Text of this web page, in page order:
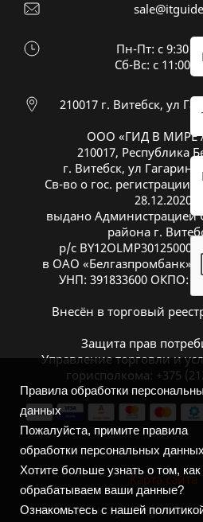
Пн-Пт: с 9:30
Cб-Вс: с 11:00
210017 г. Витебск, ул
ООО «ГИД В МИРЕ
210017, Республика
г. Витебск, ул Гагарина
Св-во о гос. регистрации №
28.12.2020
выдано Администрацией
района г.
р/с
в ОАО «Белгазпромбанк»,
УНП: 391833600 ОКПО:
Внесён в торговый
Защита прав
Управление торговли и
горисполкома: +375
Карта сайта
2026 © ITGuide.by. All rights
Правила обработки
данных
Пожалуйста, примите правила
обработки персональных
Хотите больше узнать о том,
обрабатываем ваши данные?
Ознакомьтесь с нашей